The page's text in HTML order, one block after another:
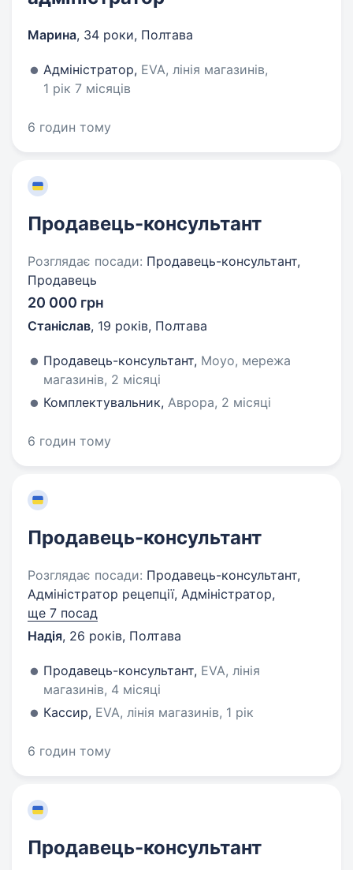
Марина, 34 роки, Полтава
Адміністратор, EVA, лінія магазинів,
1 рік 7 місяців
6 годин тому
Продавець-консультант
Розглядає посади: Продавець-консультант,
Продавець
20 000 грн
Станіслав, 19 років, Полтава
Продавець-консультант, Moyo, мережа
магазинів, 2 місяці
Комплектувальник, Аврора, 2 місяці
6 годин тому
Продавець-консультант
Розглядає посади: Продавець-консультант,
Адміністратор рецепції, Адміністратор,
ще 7 посад
Надія, 26 років, Полтава
Продавець-консультант, EVA, лінія
магазинів, 4 місяці
Кассир, EVA, лінія магазинів, 1 рік
6 годин тому
Продавець-консультант